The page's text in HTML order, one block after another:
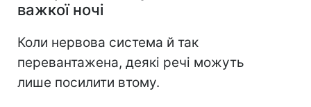
важкої ночі
Коли нервова система й так
перевантажена, деякі речі можуть
лише посилити втому.